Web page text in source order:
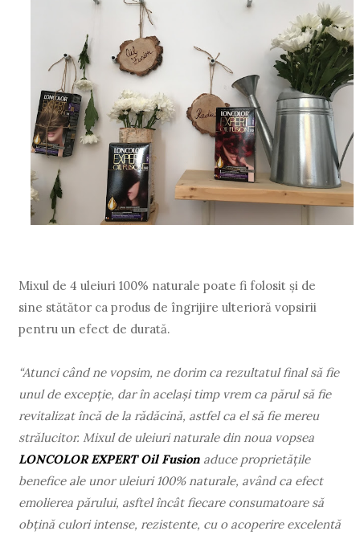
Mixul de 4 uleiuri 100% naturale poate fi folosit și de
sine stătător ca produs de îngrijire ulterioră vopsirii
pentru un efect de durată.
“Atunci când ne vopsim, ne dorim ca rezultatul final să fie
unul de excepție, dar în același timp vrem ca părul să fie
revitalizat încă de la rădăcină, astfel ca el să fie mereu
strălucitor. Mixul de uleiuri naturale din noua vopsea
LONCOLOR EXPERT Oil Fusion aduce proprietățile
benefice ale unor uleiuri 100% naturale, având ca efect
emolierea părului, asftel încât fiecare consumatoare să
obțină culori intense, rezistente, cu o acoperire excelentă